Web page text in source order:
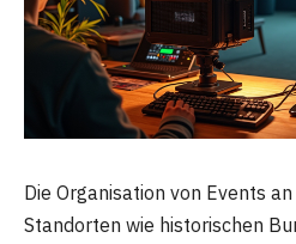
Die Organisation von Events
Standorten wie historischen